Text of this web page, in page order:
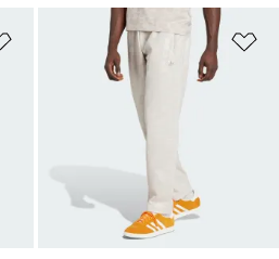
Ajouter à la Liste de produits